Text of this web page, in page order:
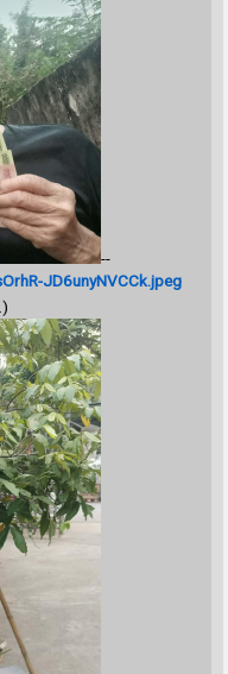
--
JD6unyNVCCk.jpeg